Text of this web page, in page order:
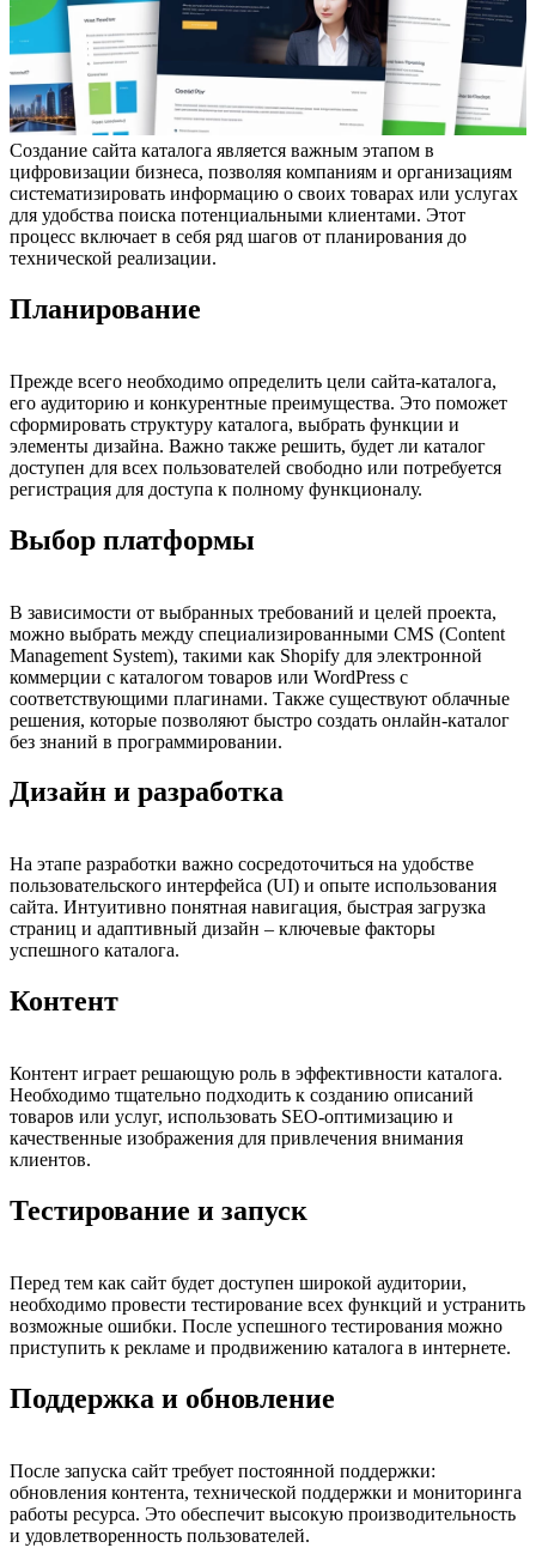
Создание сайта каталога является важным этапом в
цифровизации бизнеса, позволяя компаниям и организациям
систематизировать информацию о своих товарах или услугах
для удобства поиска потенциальными клиентами. Этот
процесс включает в себя ряд шагов от планирования до
технической реализации.
Планирование
Прежде всего необходимо определить цели сайта-каталога,
его аудиторию и конкурентные преимущества. Это поможет
сформировать структуру каталога, выбрать функции и
элементы дизайна. Важно также решить, будет ли каталог
доступен для всех пользователей свободно или потребуется
регистрация для доступа к полному функционалу.
Выбор платформы
В зависимости от выбранных требований и целей проекта,
можно выбрать между специализированными CMS (Content
Management System), такими как Shopify для электронной
коммерции с каталогом товаров или WordPress с
соответствующими плагинами. Также существуют облачные
решения, которые позволяют быстро создать онлайн-каталог
без знаний в программировании.
Дизайн и разработка
На этапе разработки важно сосредоточиться на удобстве
пользовательского интерфейса (UI) и опыте использования
сайта. Интуитивно понятная навигация, быстрая загрузка
страниц и адаптивный дизайн – ключевые факторы
успешного каталога.
Контент
Контент играет решающую роль в эффективности каталога.
Необходимо тщательно подходить к созданию описаний
товаров или услуг, использовать SEO-оптимизацию и
качественные изображения для привлечения внимания
клиентов.
Тестирование и запуск
Перед тем как сайт будет доступен широкой аудитории,
необходимо провести тестирование всех функций и устранить
возможные ошибки. После успешного тестирования можно
приступить к рекламе и продвижению каталога в интернете.
Поддержка и обновление
После запуска сайт требует постоянной поддержки:
обновления контента, технической поддержки и мониторинга
работы ресурса. Это обеспечит высокую производительность
и удовлетворенность пользователей.